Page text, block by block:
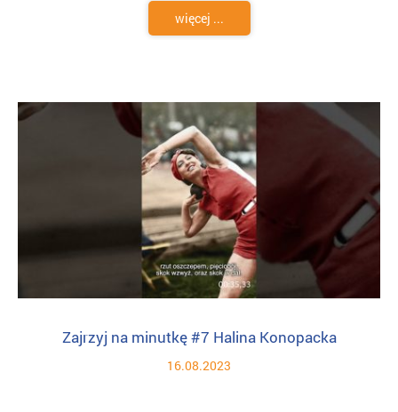
więcej ...
Zajrzyj na minutkę #7 Halina Konopacka
16.08.2023